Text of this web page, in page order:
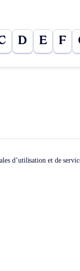
D E F
d’utilisation et de